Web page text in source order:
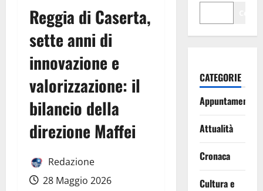
Reggia di Caserta,
sette anni di
innovazione e
valorizzazione: il
bilancio della
direzione Maffei
Redazione
28 Maggio 2026
CATEGORIE
Appuntamenti
Attualità
Cronaca
Cultura e